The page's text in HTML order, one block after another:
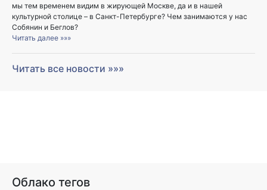
мы тем временем видим в жирующей Москве, да и в нашей
культурной столице – в Санкт-Петербурге? Чем занимаются у нас
Собянин и Беглов?
Читать далее »»»
Читать все новости »»»
Облако тегов